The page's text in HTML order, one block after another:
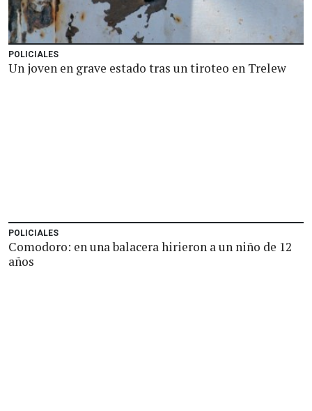
POLICIALES
Un joven en grave estado tras un tiroteo en Trelew
POLICIALES
Comodoro: en una balacera hirieron a un niño de 12
años